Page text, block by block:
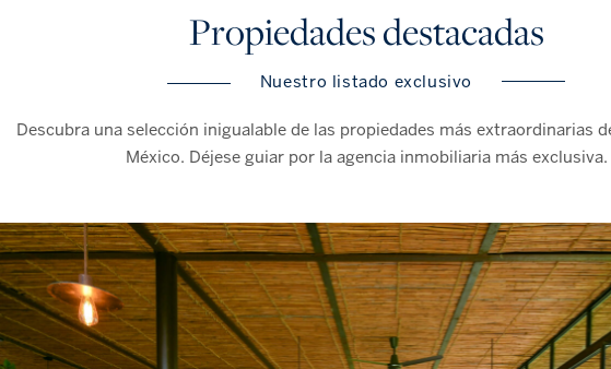
Propiedades destacadas
Nuestro listado exclusivo
Descubra una selección inigualable de las propiedades más extraordinarias
México. Déjese guiar por la agencia inmobiliaria más exclusiva.